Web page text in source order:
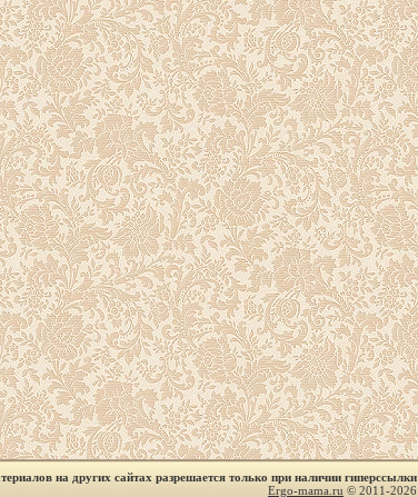
на других сайтах разрешается только при наличии гиперссылки
Ergo-mama.ru © 2011-2026